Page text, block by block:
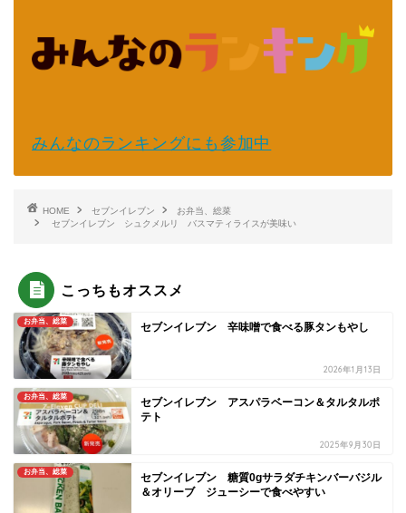
みんなのランキングにも参加中
HOME セブンイレブン
お弁当、総菜
セブンイレブン シュクメルリ バスマティライスが美味い
こっちもオススメ
お弁当、総菜 セブンイレブン 辛味噌で食べる豚タンもやし
2026年1月13日
お弁当、総菜
セブンイレブン アスパラベーコン＆タルタルポ
テト
2025年9月30日
お弁当、総菜
セブンイレブン 糖質0gサラダチキンバーバジル
＆オリーブ ジューシーで食べやすい